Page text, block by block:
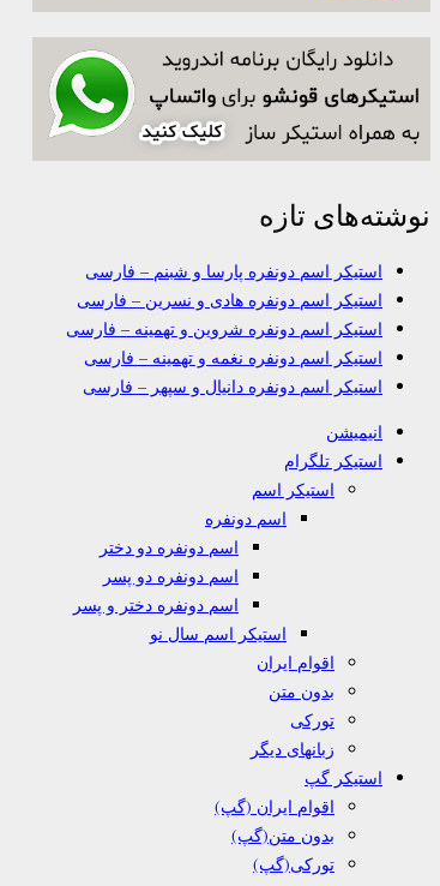
نوشته‌های تازه
استیکر اسم دونفره پارسا و شبنم – فارسی
استیکر اسم دونفره هادی و نسرین – فارسی
استیکر اسم دونفره شروین و تهمینه – فارسی
استیکر اسم دونفره نغمه و تهمینه – فارسی
استیکر اسم دونفره دانیال و سپهر – فارسی
انیمیشن
استیکر تلگرام
استیکر اسم
اسم دونفره
اسم دونفره دو دختر
اسم دونفره دو پسر
اسم دونفره دختر و پسر
استیکر اسم سال نو
اقوام ایران
بدون متن
تورکی
زبانهای دیگر
استیکر گپ
اقوام ایران (گپ)
بدون متن(گپ)
تورکی(گپ)